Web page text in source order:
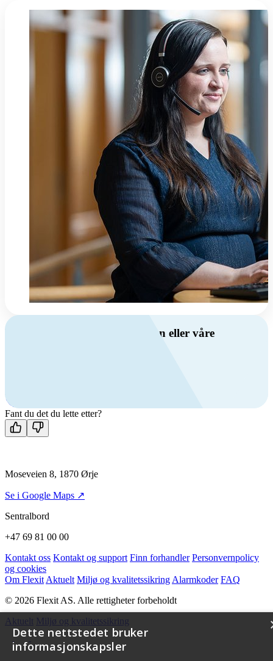
Har du spørsmål om ventilasjon eller våre
Kontakt oss
Fant du det du lette etter?
Moseveien 8, 1870 Ørje
Se i Google Maps ↗
Sentralbord
+47 69 81 00 00
Kontakt oss Kontakt og support Finn forhandler Personvernpolicy
og cookies
Om Flexit Aktuelt Miljø og kvalitetssikring Alarmkoder FAQ
© 2026 Flexit AS. Alle rettigheter forbeholdt
Aktuelt Miljø og kvalitetssikring
Dette nettstedet bruker
informasjonskapsler